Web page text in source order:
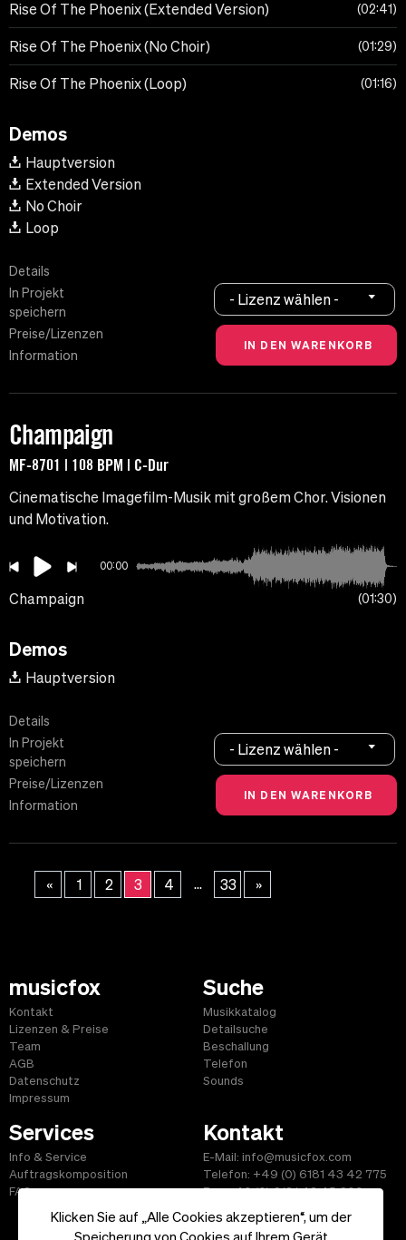
Klicken Sie auf „Alle Cookies akzeptieren“, um der
Speicherung von Cookies auf Ihrem Gerät
Rise Of The Phoenix (Extended Version) 02:41
Rise Of The Phoenix (No Choir) 01:29
Rise Of The Phoenix (Loop) 01:16
Demos
Hauptversion
Extended Version
No Choir
Loop
Details
In Projekt
speichern
Preise/Lizenzen
Information
- Lizenz wählen -
Champaign
MF-8701 | 108 BPM | C-Dur
Cinematische Imagefilm-Musik mit großem Chor. Visionen
und Motivation.
00:00
Champaign 01:30
Demos
Hauptversion
Details
In Projekt
speichern
Preise/Lizenzen
Information
- Lizenz wählen -
« 1 2 3 4 ... 33 »
musicfox
Kontakt
Lizenzen & Preise
Team
AGB
Datenschutz
Impressum
Suche
Musikkatalog
Detailsuche
Beschallung
Telefon
Sounds
Services
Info & Service
Auftragskomposition
FAQ
Kontakt
E-Mail: info@musicfox.com
Telefon: +49 (0) 6181 43 42 775
Fax: +49 (0) 6181 43 45 609